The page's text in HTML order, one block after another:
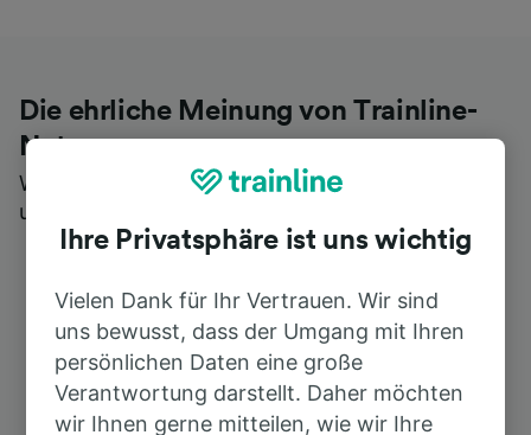
Die ehrliche Meinung von Trainline-
Nutzern
Wer könnte Ihnen besseres Feedback geben als
unsere Kunden selbst?
Ihre Privatsphäre ist uns wichtig
Vielen Dank für Ihr Vertrauen. Wir sind
uns bewusst, dass der Umgang mit Ihren
persönlichen Daten eine große
Verantwortung darstellt. Daher möchten
wir Ihnen gerne mitteilen, wie wir Ihre